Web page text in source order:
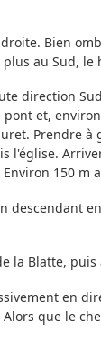
Bien
au Sud,
direction
et,
Prendre
l'église.
150
descendant
la Blatte,
en
que le